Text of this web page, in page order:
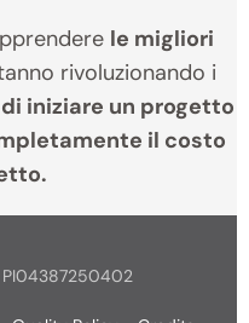
le migliori
rivoluzionando i
iniziare un progetto
il costo